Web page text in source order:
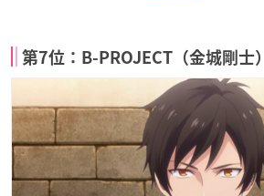
第7位：B-PROJECT（金城剛士